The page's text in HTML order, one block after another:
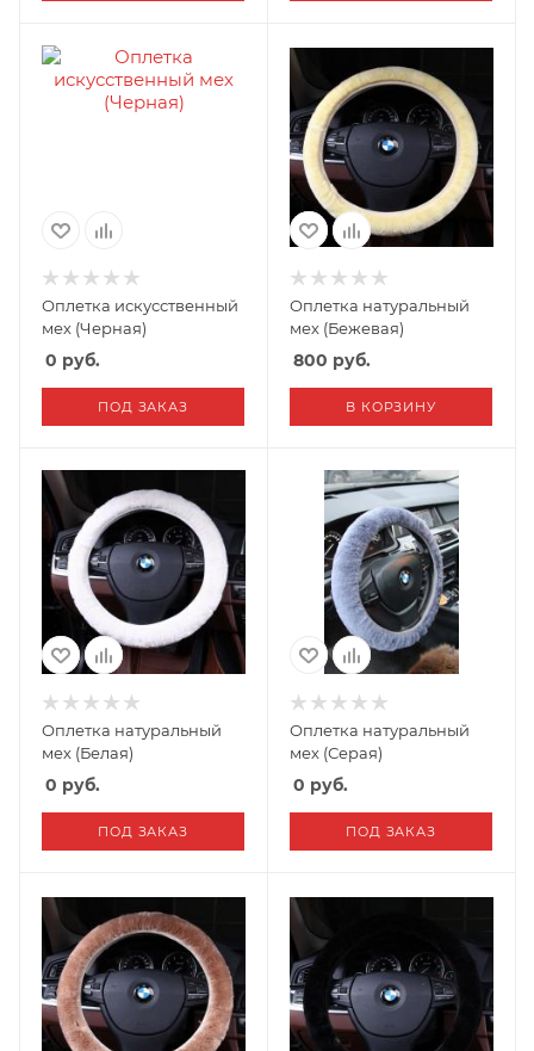
Оплетка искусственный
мех (Черная)
0 руб.
ПОД ЗАКАЗ
Оплетка натуральный
мех (Бежевая)
800 руб.
В КОРЗИНУ
Оплетка натуральный
мех (Белая)
0 руб.
ПОД ЗАКАЗ
Оплетка натуральный
мех (Серая)
0 руб.
ПОД ЗАКАЗ